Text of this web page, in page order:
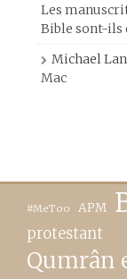
Les
Bible sont-ils
Michael
Mac
#MeToo APM
protestant
Qumrân